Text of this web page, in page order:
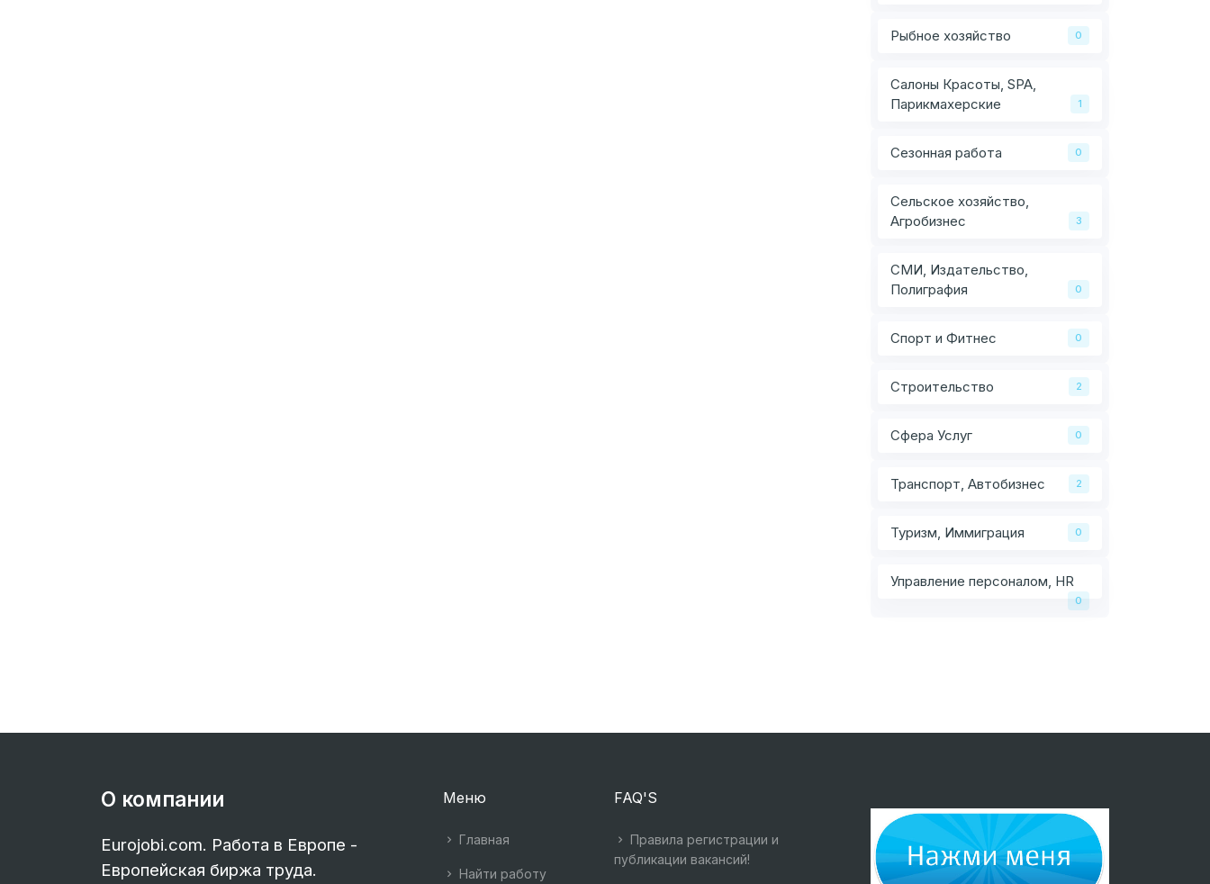
Рыбное хозяйство 0
Салоны Красоты, SPA,
Парикмахерские
1
Сезонная работа 0
Сельское хозяйство,
Агробизнес
3
СМИ, Издательство,
Полиграфия
0
Спорт и Фитнес 0
Строительство 2
Сфера Услуг 0
Транспорт, Автобизнес 2
Туризм, Иммиграция 0
Управление персоналом, HR
0
О компании
Eurojobi.com. Работа в Европе -
Европейская биржа труда.
Меню
Главная
Найти работу
FAQ'S
Правила регистрации и
публикации вакансий!